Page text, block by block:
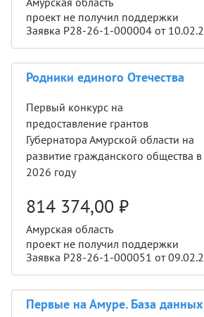
проект не получил поддержки
Заявка Р28-26-1-000004 от
Родники единого Отечества
Первый конкурс на
предоставление грантов
Губернатора Амурской области на
развитие гражданского общества в
2026 году
814 374,00 ₽
Амурская область
проект не получил поддержки
Заявка Р28-26-1-000051 от
Первые на Амуре. База данных